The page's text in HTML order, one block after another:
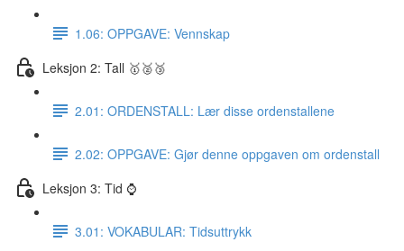
1.06: OPPGAVE: Vennskap
Leksjon 2: Tall 🥇🥈🥉
2.01: ORDENSTALL: Lær disse ordenstallene
2.02: OPPGAVE: Gjør denne oppgaven om ordenstall
Leksjon 3: Tid ⌚️
3.01: VOKABULAR: Tidsuttrykk